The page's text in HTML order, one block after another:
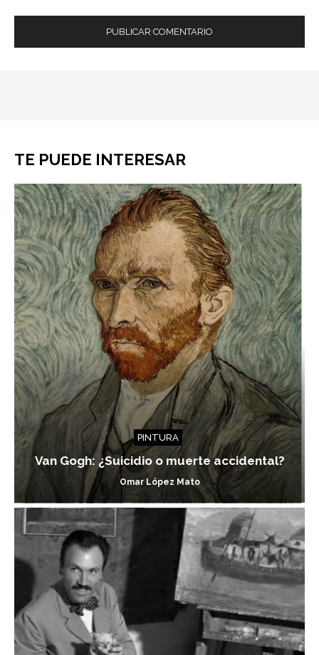
TE PUEDE INTERESAR
PINTURA
Van Gogh: ¿Suicidio o muerte accidental?
Omar López Mato